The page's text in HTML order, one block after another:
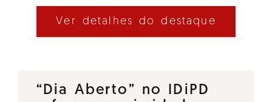
Ver detalhes do destaque
“Dia Aberto” no IDiPD